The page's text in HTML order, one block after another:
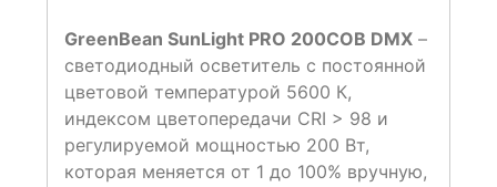
GreenBean SunLight PRO 200COB DMX –
светодиодный осветитель с постоянной
цветовой температурой 5600 К,
индексом цветопередачи CRI > 98 и
регулируемой мощностью 200 Вт,
которая меняется от 1 до 100% вручную,